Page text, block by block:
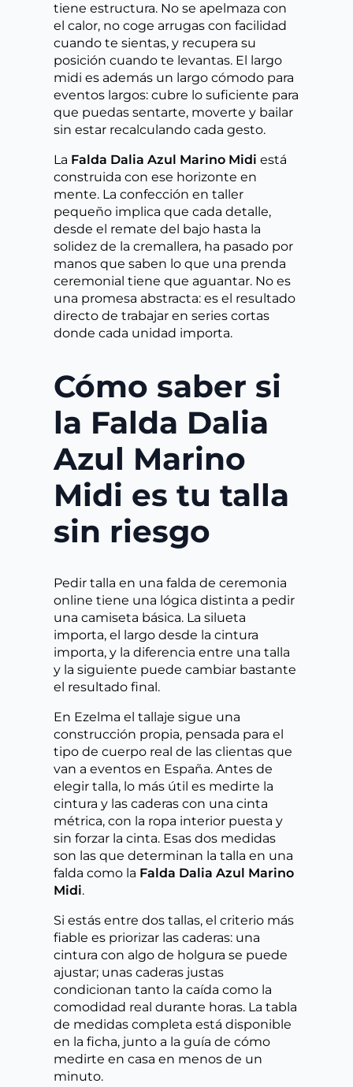
tiene estructura. No se apelmaza con
el calor, no coge arrugas con facilidad
cuando te sientas, y recupera su
posición cuando te levantas. El largo
midi es además un largo cómodo para
eventos largos: cubre lo suficiente para
que puedas sentarte, moverte y bailar
sin estar recalculando cada gesto.
La Falda Dalia Azul Marino Midi está
construida con ese horizonte en
mente. La confección en taller
pequeño implica que cada detalle,
desde el remate del bajo hasta la
solidez de la cremallera, ha pasado por
manos que saben lo que una prenda
ceremonial tiene que aguantar. No es
una promesa abstracta: es el resultado
directo de trabajar en series cortas
donde cada unidad importa.
Cómo saber si
la Falda Dalia
Azul Marino
Midi es tu talla
sin riesgo
Pedir talla en una falda de ceremonia
online tiene una lógica distinta a pedir
una camiseta básica. La silueta
importa, el largo desde la cintura
importa, y la diferencia entre una talla
y la siguiente puede cambiar bastante
el resultado final.
En Ezelma el tallaje sigue una
construcción propia, pensada para el
tipo de cuerpo real de las clientas que
van a eventos en España. Antes de
elegir talla, lo más útil es medirte la
cintura y las caderas con una cinta
métrica, con la ropa interior puesta y
sin forzar la cinta. Esas dos medidas
son las que determinan la talla en una
falda como la Falda Dalia Azul Marino
Midi.
Si estás entre dos tallas, el criterio más
fiable es priorizar las caderas: una
cintura con algo de holgura se puede
ajustar; unas caderas justas
condicionan tanto la caída como la
comodidad real durante horas. La tabla
de medidas completa está disponible
en la ficha, junto a la guía de cómo
medirte en casa en menos de un
minuto.